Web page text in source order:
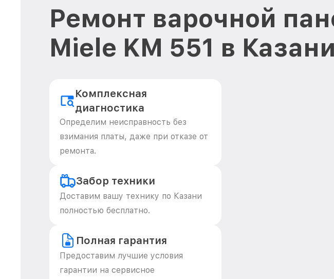
Ремонт варочной
Miele KM 551 в Казани
Комплексная
диагностика
Определим неисправность без
взимания платы, даже при отказе от
ремонта.
Забор техники
Доставим вашу технику по Казани
полностью бесплатно.
Полная гарантия
Предоставим лучшие условия
гарантии на сервисное